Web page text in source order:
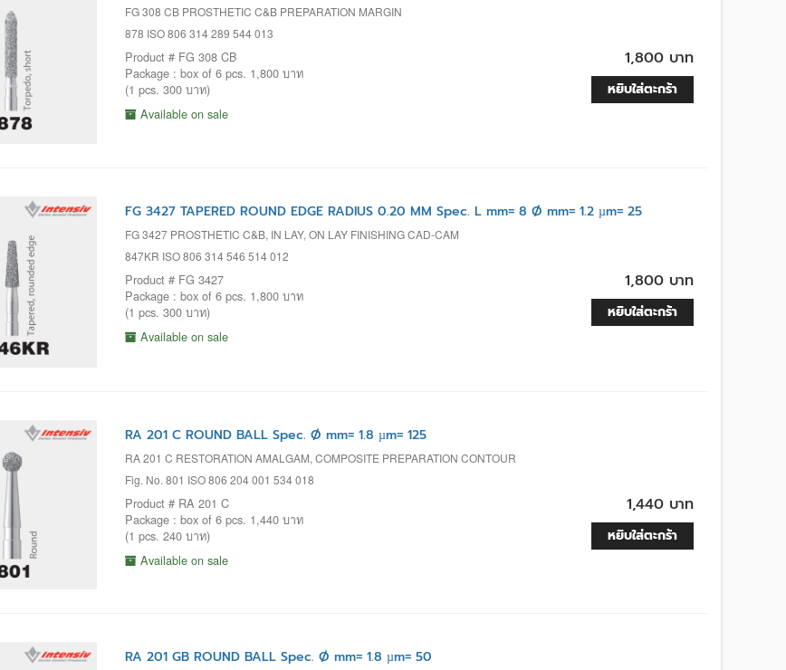
FG 308 CB PROSTHETIC C&B PREPARATION MARGIN
878 ISO 806 314 289 544 013
Product # FG 308 CB
Package : box of 6 pcs. 1,800 บาท
(1 pcs. 300 บาท)
Available on sale
1,800 บาท
หยิบใส่ตะกร้า
FG 3427 TAPERED ROUND EDGE RADIUS 0.20 MM Spec. L mm= 8 Ø mm= 1.2 µm= 25
FG 3427 PROSTHETIC C&B, IN LAY, ON LAY FINISHING CAD-CAM
847KR ISO 806 314 546 514 012
Product # FG 3427
Package : box of 6 pcs. 1,800 บาท
(1 pcs. 300 บาท)
Available on sale
1,800 บาท
หยิบใส่ตะกร้า
RA 201 C ROUND BALL Spec. Ø mm= 1.8 µm= 125
RA 201 C RESTORATION AMALGAM, COMPOSITE PREPARATION CONTOUR
Fig. No. 801 ISO 806 204 001 534 018
Product # RA 201 C
Package : box of 6 pcs. 1,440 บาท
(1 pcs. 240 บาท)
Available on sale
1,440 บาท
หยิบใส่ตะกร้า
RA 201 GB ROUND BALL Spec. Ø mm= 1.8 µm= 50